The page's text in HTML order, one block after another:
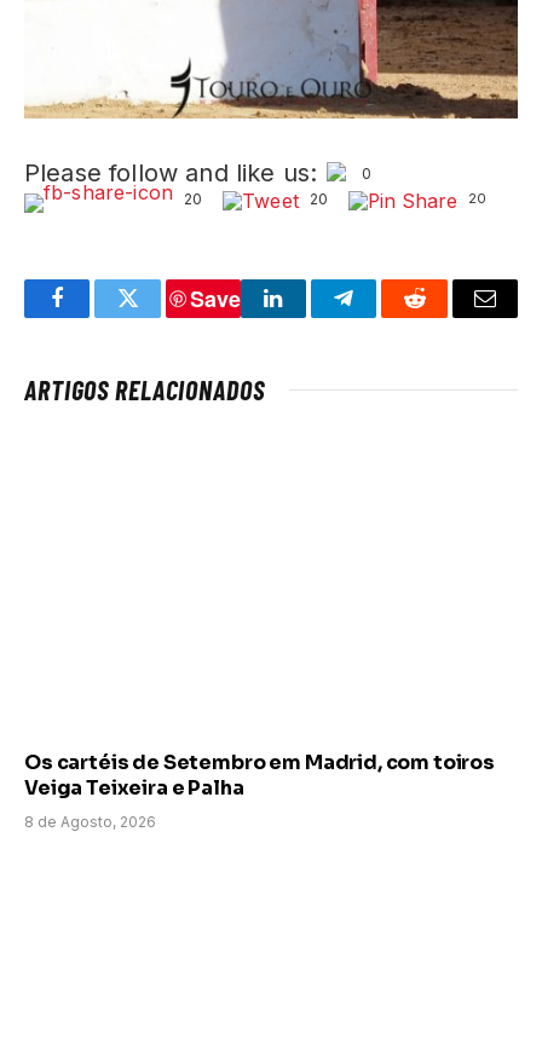
Please follow and like us:
0
20
20 20
FacebookTwitter
Save
LinkedInTelegramReddit Email
ARTIGOS RELACIONADOS
Os cartéis de Setembro em Madrid, com toiros
Veiga Teixeira e Palha
8 de Agosto, 2026